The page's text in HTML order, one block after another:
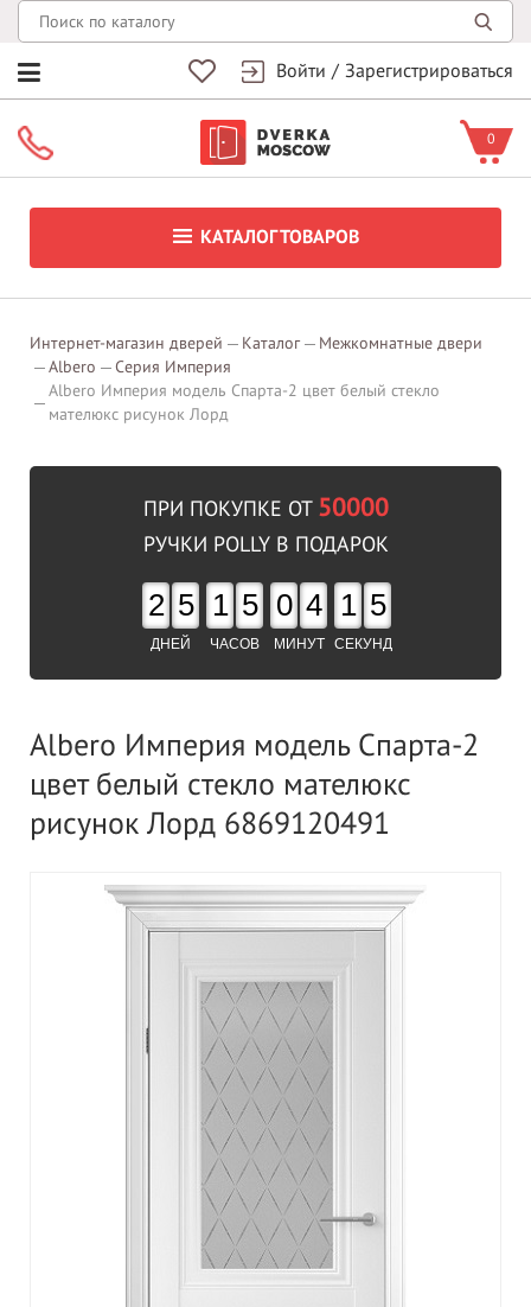
Войти / Зарегистрироваться
0
КАТАЛОГ ТОВАРОВ
Интернет-магазин дверей Каталог
Межкомнатные двери
Albero
Серия Империя
Albero Империя модель Спарта-2 цвет белый стекло
мателюкс рисунок Лорд
ПРИ ПОКУПКЕ ОТ 50000
РУЧКИ POLLY В ПОДАРОК
2 5
ДНЕЙ
1 5
ЧАСОВ
0 4
МИНУТ
1 5
СЕКУНД
Albero Империя модель Спарта-2
цвет белый стекло мателюкс
рисунок Лорд 6869120491